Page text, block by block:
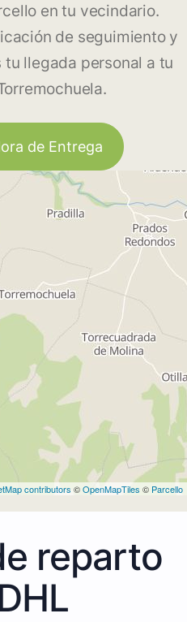
en tu vecindario.
de seguimiento y
llegada personal a tu
de Entrega
contributors ©OpenMapTiles © Parcello
reparto